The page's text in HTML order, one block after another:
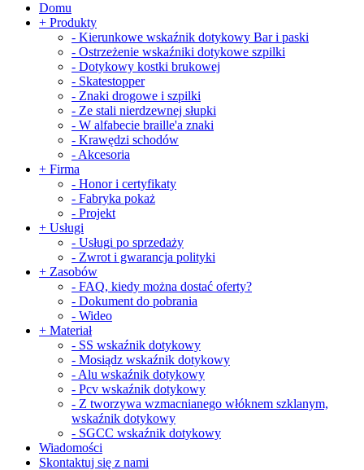
Domu
+ Produkty
- Kierunkowe wskaźnik dotykowy Bar i paski
- Ostrzeżenie wskaźniki dotykowe szpilki
- Dotykowy kostki brukowej
- Skatestopper
- Znaki drogowe i szpilki
- Ze stali nierdzewnej słupki
- W alfabecie braille'a znaki
- Krawędzi schodów
- Akcesoria
+ Firma
- Honor i certyfikaty
- Fabryka pokaż
- Projekt
+ Usługi
- Usługi po sprzedaży
- Zwrot i gwarancja polityki
+ Zasobów
- FAQ, kiedy można dostać oferty?
- Dokument do pobrania
- Wideo
+ Materiał
- SS wskaźnik dotykowy
- Mosiądz wskaźnik dotykowy
- Alu wskaźnik dotykowy
- Pcv wskaźnik dotykowy
- Z tworzywa wzmacnianego włóknem szklanym,
wskaźnik dotykowy
- SGCC wskaźnik dotykowy
Wiadomości
Skontaktuj się z nami